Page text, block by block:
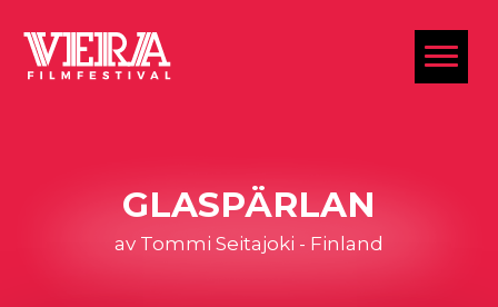
GLASPÄRLAN
av Tommi Seitajoki - Finland